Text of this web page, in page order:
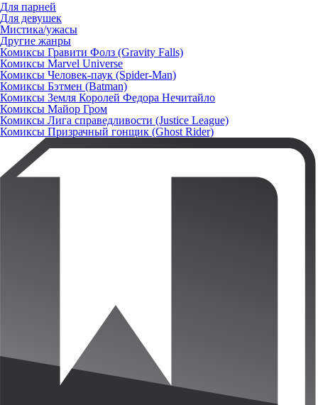
Для парней
Для девушек
Мистика/ужасы
Другие жанры
Комиксы Гравити Фолз (Gravity Falls)
Комиксы Marvel Universe
Комиксы Человек-паук (Spider-Man)
Комиксы Бэтмен (Batman)
Комиксы Земля Королей Федора Нечитайло
Комиксы Майор Гром
Комиксы Лига справедливости (Justice League)
Комиксы Призрачный гонщик (Ghost Rider)